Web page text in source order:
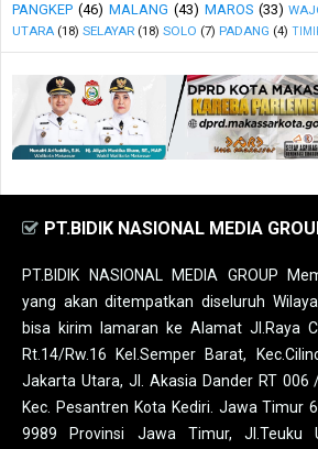
PANGKEP (46) MALANG (43) MAROS (33)
UTARA (18) SELAYAR (18) SOLO (7) PADANG (4)
PT.BIDIK NASIONAL MEDIA
PT.BIDIK NASIONAL MEDIA GROUP
yang akan ditempatkan diseluruh
bisa kirim lamaran ke Alamat Jl.Raya
Rt.14/Rw.16 Kel.Semper Barat,
Jakarta Utara, Jl. Akasia Dander RT 006
Kec. Pesantren Kota Kediri. Jawa Timur
9989 Provinsi Jawa Timur, Jl.Teuku